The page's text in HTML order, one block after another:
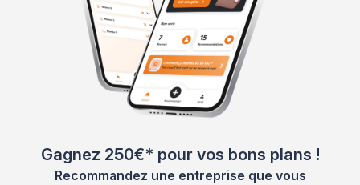
Gagnez 250€* pour vos bons plans !
Recommandez une entreprise que vous